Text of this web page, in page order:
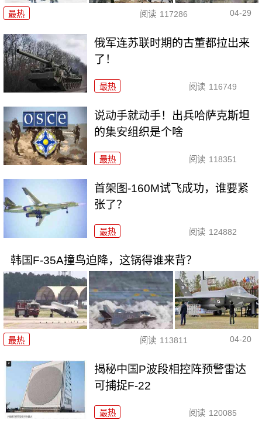
最热 阅读 117286 04-29
俄军连苏联时期的古董都拉出来
了！
最热 阅读 116749
说动手就动手！出兵哈萨克斯坦
的集安组织是个啥
最热 阅读 118351
首架图-160M试飞成功，谁要紧
张了？
最热 阅读 124882
韩国F-35A撞鸟迫降，这锅得谁来背？
最热 阅读 113811 04-20
揭秘中国P波段相控阵预警雷达
可捕捉F-22
最热 阅读 120085